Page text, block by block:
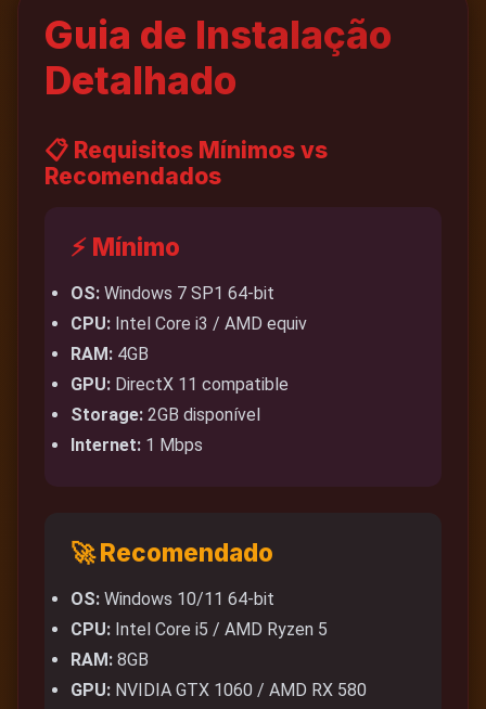
Guia de Instalação
Detalhado
📋 Requisitos Mínimos vs
Recomendados
⚡ Mínimo
OS: Windows 7 SP1 64-bit
CPU: Intel Core i3 / AMD equiv
RAM: 4GB
GPU: DirectX 11 compatible
Storage: 2GB disponível
Internet: 1 Mbps
🚀 Recomendado
OS: Windows 10/11 64-bit
CPU: Intel Core i5 / AMD Ryzen 5
RAM: 8GB
GPU: NVIDIA GTX 1060 / AMD RX 580